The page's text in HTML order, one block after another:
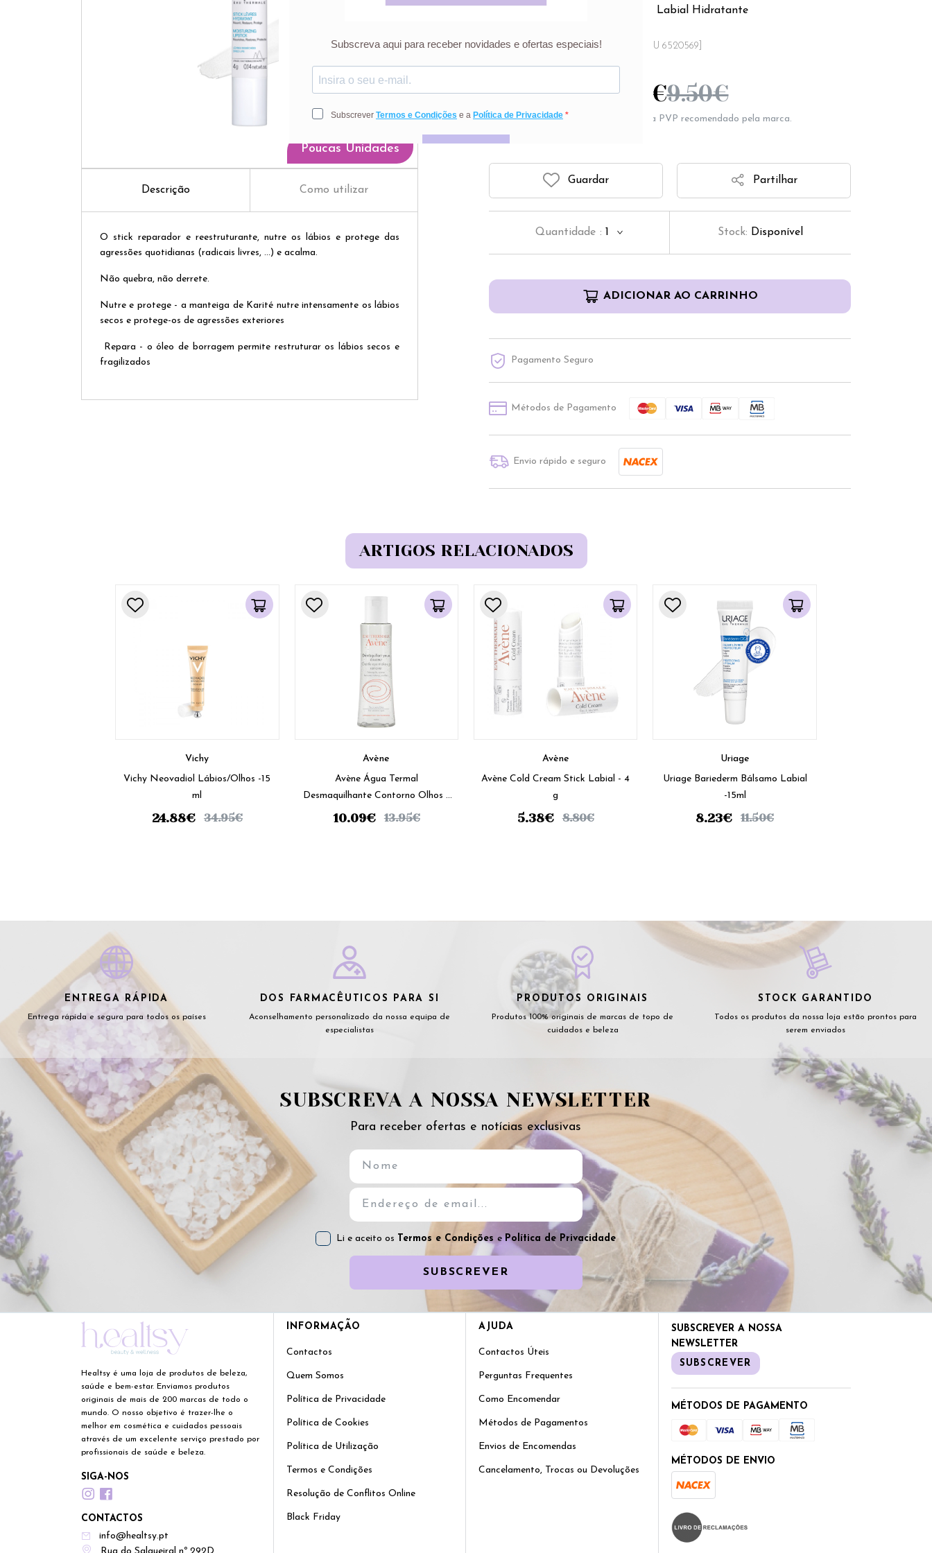
Poucas Unidades
Descrição Como utilizar
O stick reparador e reestruturante, nutre os lábios e protege das
agressões quotidianas (radicais livres, ...) e acalma.
Não quebra, não derrete.
Nutre e protege - a manteiga de Karité nutre intensamente os lábios
secos e protege-os de agressões exteriores
Repara - o óleo de borragem permite restruturar os lábios secos e
fragilizados
Uriage Stick Labial Hidratante
[SKU 6520569]
6.71 €9.50€
Preço riscado representa PVP recomendado pela marca.
Guardar Partilhar
Quantidade : 1 Stock: Disponível
ADICIONAR AO CARRINHO
Pagamento Seguro
Métodos de Pagamento
Envio rápido e seguro
ARTIGOS RELACIONADOS
Vichy
Vichy Neovadiol Lábios/Olhos -15
ml
24.88€ 34.95€
Avène
Avène Água Termal
Desmaquilhante Contorno Olhos -
125 ml
10.09€ 13.95€
Avène
Avène Cold Cream Stick Labial - 4
g
5.38€ 8.80€
Uriage
Uriage Bariederm Bálsamo Labial
-15ml
8.23€ 11.50€
ENTREGA RÁPIDA
Entrega rápida e segura para todos os países
DOS FARMACÊUTICOS PARA SI
Aconselhamento personalizado da nossa equipa de
especialistas
PRODUTOS ORIGINAIS
Produtos 100% originais de marcas de topo de
cuidados e beleza
STOCK GARANTIDO
Todos os produtos da nossa loja estão prontos para
serem enviados
SUBSCREVA A NOSSA NEWSLETTER
Para receber ofertas e notícias exclusivas
Li e aceito os Termos e CondiçõesePolítica de Privacidade
SUBSCREVER
Healtsy é uma loja de produtos de beleza,
saúde e bem-estar. Enviamos produtos
originais de mais de 200 marcas de todo o
mundo. O nosso objetivo é trazer-lhe o
melhor em cosmética e cuidados pessoais
através de um excelente serviço prestado por
profissionais de saúde e beleza.
SIGA-NOS
CONTACTOS
info@healtsy.pt
INFORMAÇÃO
Contactos
Quem Somos
Política de Privacidade
Política de Cookies
Política de Utilização
Termos e Condições
Resolução de Conflitos Online
Black Friday
AJUDA
Contactos Úteis
Perguntas Frequentes
Como Encomendar
Métodos de Pagamentos
Envios de Encomendas
Cancelamento, Trocas ou Devoluções
SUBSCREVER A NOSSA
NEWSLETTER
SUBSCREVER
MÉTODOS DE PAGAMENTO
MÉTODOS DE ENVIO